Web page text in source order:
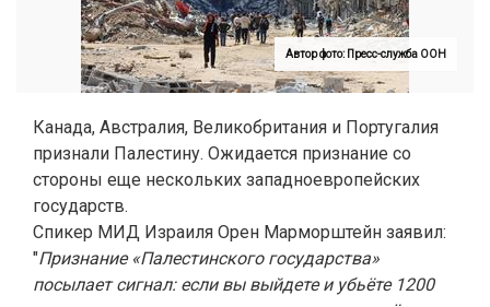
Автор фото: Пресс-служба ООН
Канада, Австралия, Великобритания и Португалия
признали Палестину. Ожидается признание со
стороны еще нескольких западноевропейских
государств.
Спикер МИД Израиля Орен Марморштейн заявил:
"Признание «Палестинского государства»
посылает сигнал: если вы выйдете и убьёте 1200